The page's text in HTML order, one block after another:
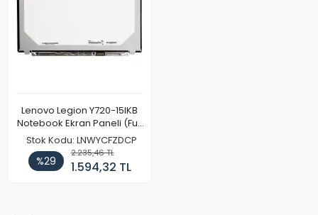
Lenovo Legion Y720-15IKB
Notebook Ekran Paneli (Full
HD)
Stok Kodu: LNWYCFZDCP
%29
2.235,46 TL
1.594,32 TL